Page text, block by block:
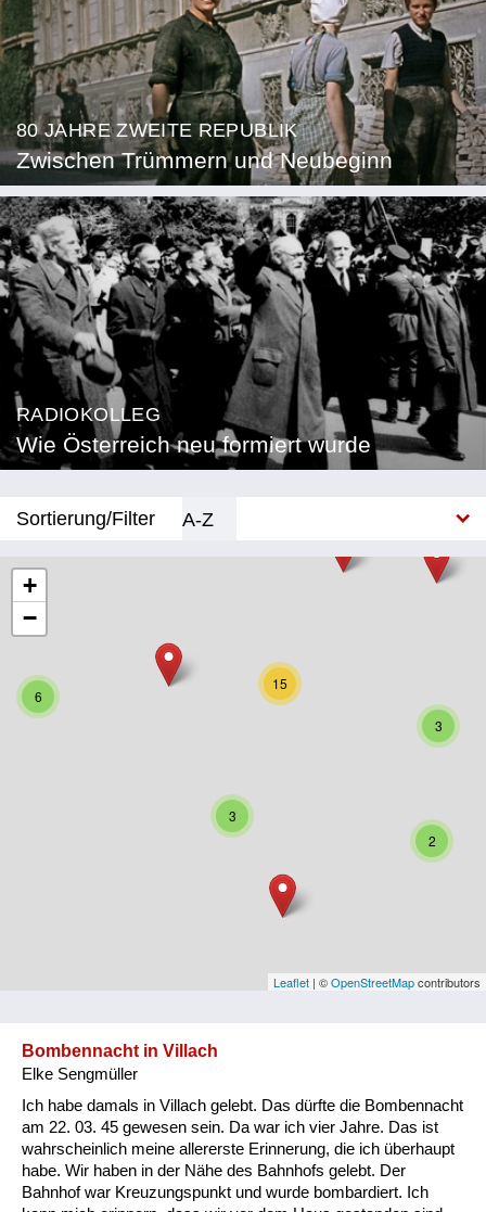
80 JAHRE ZWEITE REPUBLIK
Zwischen Trümmern und Neubeginn
RADIOKOLLEG
Wie Österreich neu formiert wurde
Sortierung/Filter
A-Z
Burgenland
Oberösterreich
Salzburg
Steiermark
Vorarlberg
Besatzungsmächte
Frauen, Mütter, Kinder
3
3
2
15
6
+
−
Leaflet | ©OpenStreetMapcontributors
Bombennacht in Villach
Elke Sengmüller
Ich habe damals in Villach gelebt. Das dürfte die Bombennacht
am 22. 03. 45 gewesen sein. Da war ich vier Jahre. Das ist
wahrscheinlich meine allererste Erinnerung, die ich überhaupt
habe. Wir haben in der Nähe des Bahnhofs gelebt. Der
Bahnhof war Kreuzungspunkt und wurde bombardiert. Ich